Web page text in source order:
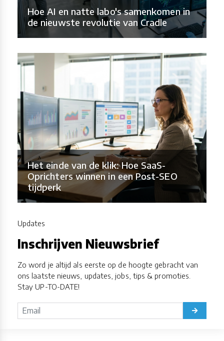
Hoe AI en natte labo's samenkomen in
de nieuwste revolutie van Cradle
Het einde van de klik: Hoe SaaS-
Oprichters winnen in een Post-SEO
tijdperk
Updates
Inschrijven Nieuwsbrief
Zo word je altijd als eerste op de hoogte gebracht van
ons laatste nieuws, updates, jobs, tips & promoties.
Stay UP-TO-DATE!